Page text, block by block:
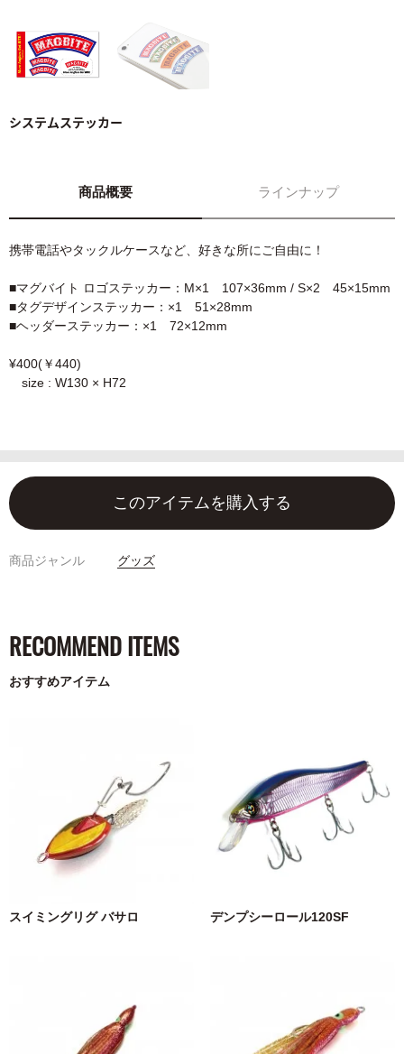
システムステッカー
商品概要 ラインナップ
携帯電話やタックルケースなど、好きな所にご自由に！
■マグバイト ロゴステッカー：M×1 107×36mm / S×2 45×15mm
■タグデザインステッカー：×1 51×28mm
■ヘッダーステッカー：×1 72×12mm
¥400(￥440)
size : W130 × H72
このアイテムを購入する
商品ジャンル グッズ
RECOMMEND ITEMS
おすすめアイテム
スイミングリグ バサロ デンプシーロール120SF